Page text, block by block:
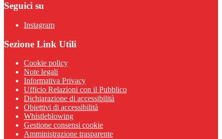
Seguici su
Instagram
Sezione Link Utili
Cookie policy
Note legali
Informativa Privacy
Ufficio Relazioni con il Pubblico
Dichiarazione di accessibilità
Obiettivi di accessibilità
Whistleblowing
Gestione consensi cookie
Amministrazione trasparente